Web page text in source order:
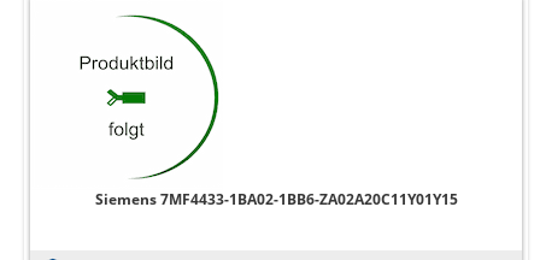
Siemens 7MF4433-1BA02-1BB6-ZA02A20C11Y01Y15